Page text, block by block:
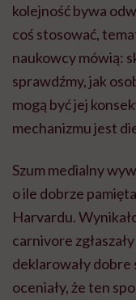
kolejność bywa
coś stosować,
naukowcy mówią:
sprawdźmy, jak
mogą być jej
mechanizmu jest
Szum medialny
o ile dobrze
Harvardu.
carnivore
deklarowały
oceniały, że ten